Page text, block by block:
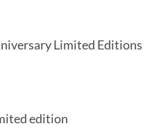
Limited Editions
edition